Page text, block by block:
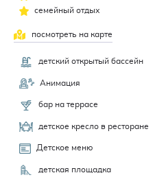
семейный отдых
посмотреть на карте
детский открытый бассейн
Анимация
бар на террасе
детское кресло в ресторане
Детское меню
детская площадка